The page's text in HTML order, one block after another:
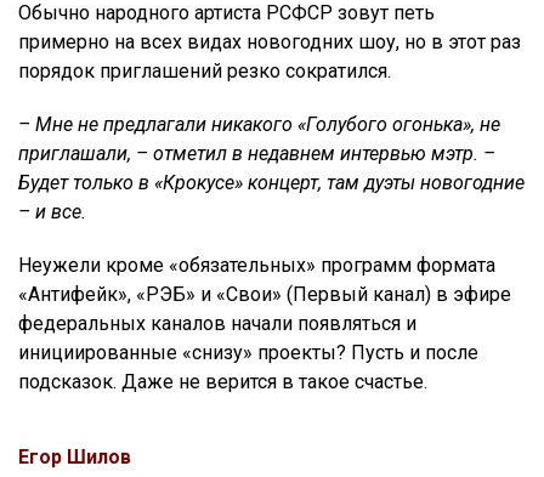
Обычно народного артиста РСФСР зовут петь
примерно на всех видах новогодних шоу, но в этот раз
порядок приглашений резко сократился.
– Мне не предлагали никакого «Голубого огонька», не
приглашали, – отметил в недавнем интервью мэтр. –
Будет только в «Крокусе» концерт, там дуэты новогодние
– и все.
Неужели кроме «обязательных» программ формата
«Антифейк», «РЭБ» и «Свои» (Первый канал) в эфире
федеральных каналов начали появляться и
инициированные «снизу» проекты? Пусть и после
подсказок. Даже не верится в такое счастье.
Егор Шилов